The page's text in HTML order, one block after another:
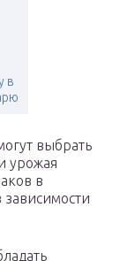
в
выбрать
урожая
в
зависимости